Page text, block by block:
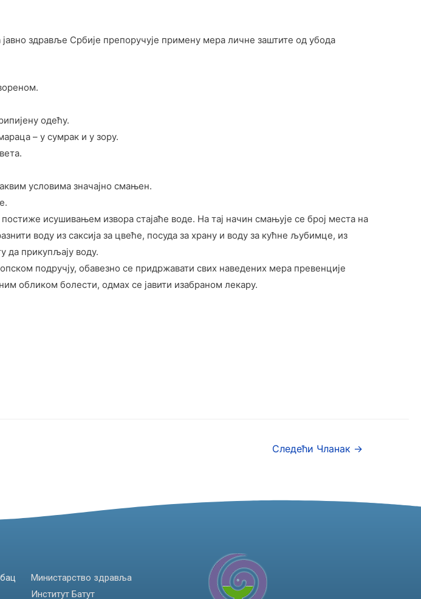
здравље Србије препоручује примену мера личне заштите од убода
одећу.
– у сумрак и у зору.
условима значајно смањен.
исушивањем извора стајаће воде. На тај начин смањује се број места на
воду из саксија за цвеће, посуда за храну и воду за кућне љубимце, из
да прикупљају воду.
подручју, обавезно се придржавати свих наведених мера превенције
обликом болести, одмах се јавити изабраном лекару.
Следећи Чланак →
Министарство здравља
Институт Батут